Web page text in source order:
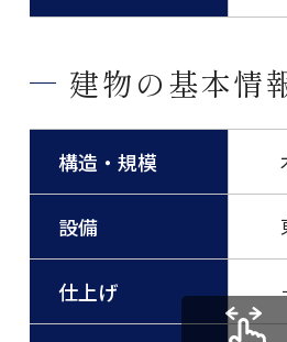
建物の基本情
構造・規模
設備
仕上げ